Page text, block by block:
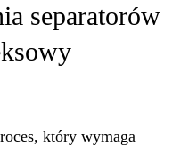
separatorów
który wymaga